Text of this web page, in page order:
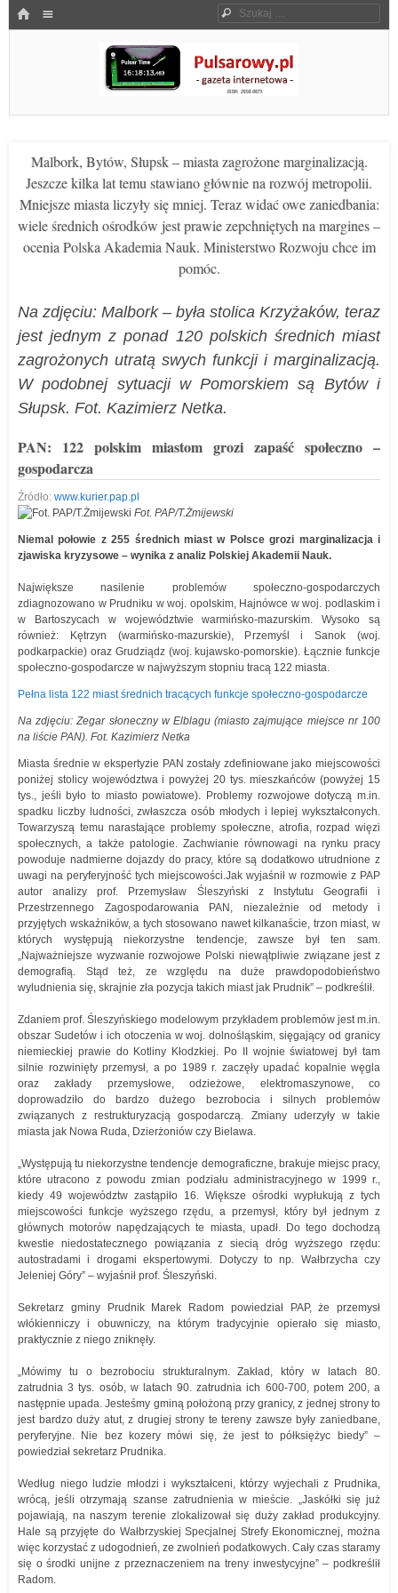
HOME Szukaj
Pulsarowy.pl
Malbork, Bytów, Słupsk – miasta zagrożone marginalizacją.
Jeszcze kilka lat temu stawiano głównie na rozwój metropolii.
Mniejsze miasta liczyły się mniej. Teraz widać owe zaniedbania:
wiele średnich ośrodków jest prawie zepchniętych na margines –
ocenia Polska Akademia Nauk. Ministerstwo Rozwoju chce im
pomóc.
Na zdjęciu: Malbork – była stolica Krzyżaków, teraz
jest jednym z ponad 120 polskich średnich miast
zagrożonych utratą swych funkcji i marginalizacją.
W podobnej sytuacji w Pomorskiem są Bytów i
Słupsk. Fot. Kazimierz Netka.
PAN: 122 polskim miastom grozi zapaść społeczno –
gospodarcza
Źródło: www.kurier.pap.pl
Fot. PAP/T.Żmijewski
Niemal połowie z 255 średnich miast w Polsce grozi marginalizacja i
zjawiska kryzysowe – wynika z analiz Polskiej Akademii Nauk.
Największe nasilenie problemów społeczno-gospodarczych
zdiagnozowano w Prudniku w woj. opolskim, Hajnówce w woj. podlaskim i
w Bartoszycach w województwie warmińsko-mazurskim. Wysoko są
również: Kętrzyn (warmińsko-mazurskie), Przemyśl i Sanok (woj.
podkarpackie) oraz Grudziądz (woj. kujawsko-pomorskie). Łącznie funkcje
społeczno-gospodarcze w najwyższym stopniu tracą 122 miasta.
Pełna lista 122 miast średnich tracących funkcje społeczno-gospodarcze
Na zdjęciu: Zegar słoneczny w Elblagu (miasto zajmujące miejsce nr 100
na liście PAN). Fot. Kazimierz Netka
Miasta średnie w ekspertyzie PAN zostały zdefiniowane jako miejscowości
poniżej stolicy województwa i powyżej 20 tys. mieszkańców (powyżej 15
tys., jeśli było to miasto powiatowe). Problemy rozwojowe dotyczą m.in.
spadku liczby ludności, zwłaszcza osób młodych i lepiej wykształconych.
Towarzyszą temu narastające problemy społeczne, atrofia, rozpad więzi
społecznych, a także patologie. Zachwianie równowagi na rynku pracy
powoduje nadmierne dojazdy do pracy, które są dodatkowo utrudnione z
uwagi na peryferyjność tych miejscowości.Jak wyjaśnił w rozmowie z PAP
autor analizy prof. Przemysław Śleszyński z Instytutu Geografii i
Przestrzennego Zagospodarowania PAN, niezależnie od metody i
przyjętych wskaźników, a tych stosowano nawet kilkanaście, trzon miast, w
których występują niekorzystne tendencje, zawsze był ten sam.
„Najważniejsze wyzwanie rozwojowe Polski niewątpliwie związane jest z
demografią. Stąd też, ze względu na duże prawdopodobieństwo
wyludnienia się, skrajnie zła pozycja takich miast jak Prudnik” – podkreślił.
Zdaniem prof. Śleszyńskiego modelowym przykładem problemów jest m.in.
obszar Sudetów i ich otoczenia w woj. dolnośląskim, sięgający od granicy
niemieckiej prawie do Kotliny Kłodzkiej. Po II wojnie światowej był tam
silnie rozwinięty przemysł, a po 1989 r. zaczęły upadać kopalnie węgla
oraz zakłady przemysłowe, odzieżowe, elektromaszynowe, co
doprowadziło do bardzo dużego bezrobocia i silnych problemów
związanych z restrukturyzacją gospodarczą. Zmiany uderzyły w takie
miasta jak Nowa Ruda, Dzierżoniów czy Bielawa.
„Występują tu niekorzystne tendencje demograficzne, brakuje miejsc pracy,
które utracono z powodu zmian podziału administracyjnego w 1999 r.,
kiedy 49 województw zastąpiło 16. Większe ośrodki wypłukują z tych
miejscowości funkcje wyższego rzędu, a przemysł, który był jednym z
głównych motorów napędzających te miasta, upadł. Do tego dochodzą
kwestie niedostatecznego powiązania z siecią dróg wyższego rzędu:
autostradami i drogami ekspertowymi. Dotyczy to np. Wałbrzycha czy
Jeleniej Góry” – wyjaśnił prof. Śleszyński.
Sekretarz gminy Prudnik Marek Radom powiedział PAP, że przemysł
włókienniczy i obuwniczy, na którym tradycyjnie opierało się miasto,
praktycznie z niego zniknęły.
„Mówimy tu o bezrobociu strukturalnym. Zakład, który w latach 80.
zatrudnia 3 tys. osób, w latach 90. zatrudnia ich 600-700, potem 200, a
następnie upada. Jesteśmy gminą położoną przy granicy, z jednej strony to
jest bardzo duży atut, z drugiej strony te tereny zawsze były zaniedbane,
peryferyjne. Nie bez kozery mówi się, że jest to półksiężyc biedy” –
powiedział sekretarz Prudnika.
Według niego ludzie młodzi i wykształceni, którzy wyjechali z Prudnika,
wrócą, jeśli otrzymają szanse zatrudnienia w mieście. „Jaskółki się już
pojawiają, na naszym terenie zlokalizował się duży zakład produkcyjny.
Hale są przyjęte do Wałbrzyskiej Specjalnej Strefy Ekonomicznej, można
więc korzystać z udogodnień, ze zwolnień podatkowych. Cały czas staramy
się o środki unijne z przeznaczeniem na treny inwestycyjne” – podkreślił
Radom.